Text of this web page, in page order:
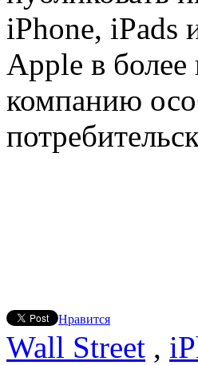
iPhone, iPads
Apple в
компанию
Нравится
Wall Street ,